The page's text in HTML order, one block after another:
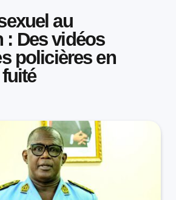
au
: Des vidéos
policières en